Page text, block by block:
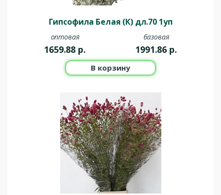
Гипсофила Белая (К) дл.70 1уп
оптовая
1659.88 р.
базовая
1991.86 р.
В корзину